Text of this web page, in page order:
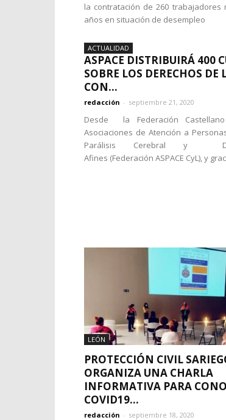
la contratación de 260 trabajadores
años en situación de desempleo
ACTUALIDAD
ASPACE DISTRIBUIRÁ 400
SOBRE LOS DERECHOS DE
CON...
redacción - septiembre 21, 2020
Desde la Federación
Asociaciones de Atención a
Parálisis Cerebral y
Afines (Federación ASPACE CyL), y
LEÓN
PROTECCIÓN CIVIL
ORGANIZA UNA CHARLA
INFORMATIVA PARA
COVID19...
redacción - septiembre 18, 2020